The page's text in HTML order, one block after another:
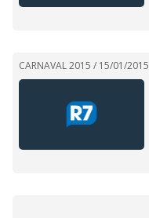
CARNAVAL 2015 / 15/01/2015